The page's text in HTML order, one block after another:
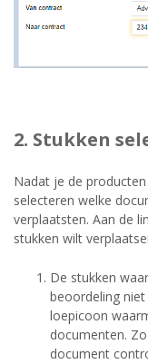
2. Stukken
Nadat je de
selecteren welke
verplaatsten. Aan de
stukken wilt
De stukken
beoordeling niet
loepicoon
documenten.
document